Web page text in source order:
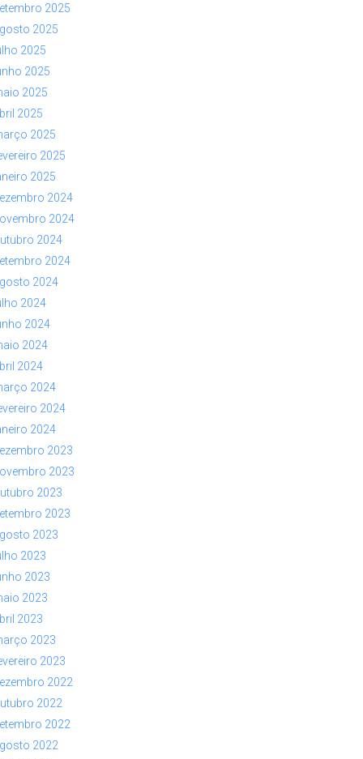
2025
2025
2025
2025
2025
2025
2025
2025
2025
2024
2024
2024
2024
2024
2024
2024
2024
2024
2024
2024
2024
2023
2023
2023
2023
2023
2023
2023
2023
2023
2023
2023
2022
2022
2022
2022